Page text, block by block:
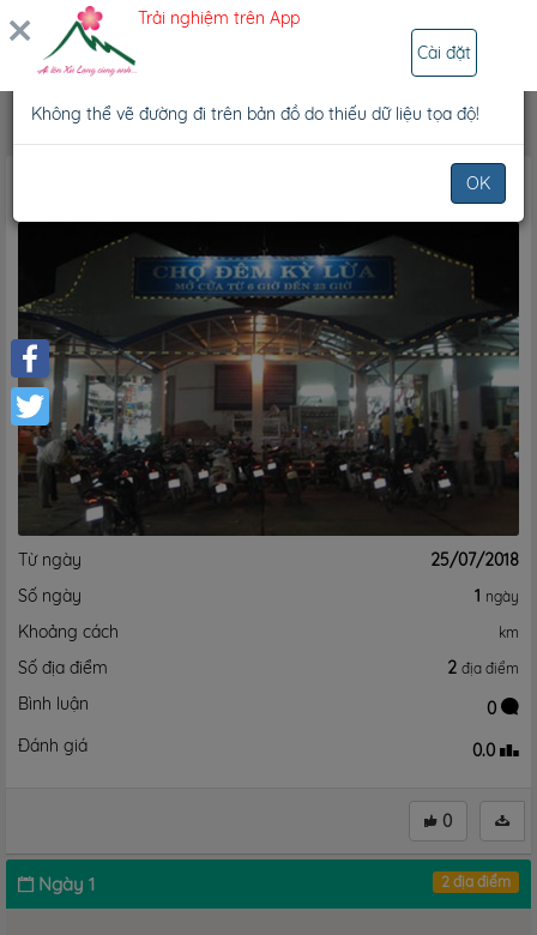
Facebook
Twitter
Lịch trình Lịch trình của tôi
Từ ngày
25/07/2018
Số ngày
1 ngày
Khoảng cách km
Số địa điểm 2 địa điểm
Bình luận
0
Đánh giá
0.0
0
Ngày 1 2 địa điểm
Trải nghiệm trên App
Cài đặt
Thông báo
Không thể vẽ đường đi trên bản đồ do thiếu dữ liệu tọa độ!
OK